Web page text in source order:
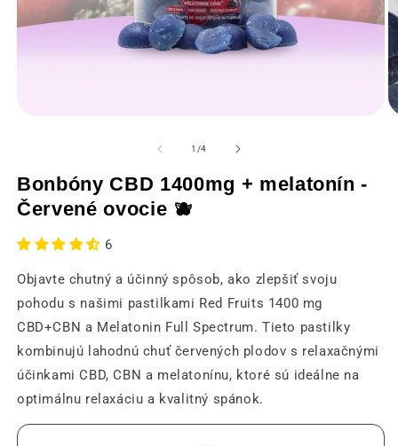
modálnom
okne
1 /z4
Bonbóny CBD 1400mg + melatonín -
Červené ovocie 🫐
6
Objavte chutný a účinný spôsob, ako zlepšiť svoju
pohodu s našimi pastilkami Red Fruits 1400 mg
CBD+CBN a Melatonin Full Spectrum. Tieto pastilky
kombinujú lahodnú chuť červených plodov s relaxačnými
účinkami CBD, CBN a melatonínu, ktoré sú ideálne na
optimálnu relaxáciu a kvalitný spánok.